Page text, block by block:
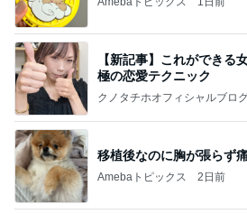
【新記事】これができる
極の恋愛テクニック
クノタチホオフィシャルブロ
移植後なのに胸が張らず
Amebaトピックス 2日前